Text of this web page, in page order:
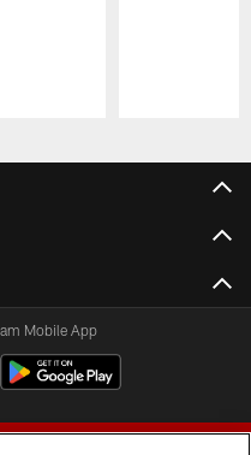
Mobile App